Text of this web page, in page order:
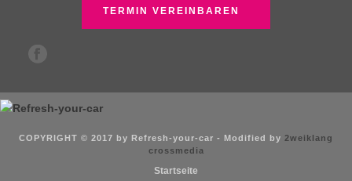
TERMIN VEREINBAREN
COPYRIGHT © 2017 by Refresh-your-car - Modified by 2weiklang
crossmedia
Startseite